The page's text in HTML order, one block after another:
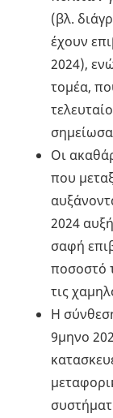
(βλ.
έχουν
2024),
τομέα,
Οι
που
2024
σαφή
ποσοστό
τις
Η
9μηνο